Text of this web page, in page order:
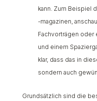
kann. Zum Beispiel
-magazinen,
Fachvorträgen oder
und einem
klar, dass das in
sondern auch
Grundsätzlich sind die